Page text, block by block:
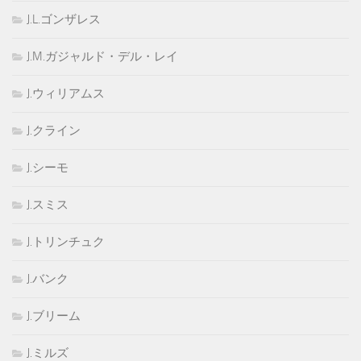
J.L.ゴンザレス
J.M.ガジャルド・デル・レイ
J.ウィリアムス
J.クライン
J.シーモ
J.スミス
J.トリンチュク
J.バンク
J.ブリーム
J.ミルズ